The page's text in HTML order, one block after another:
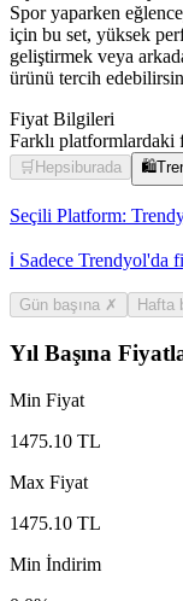
Spor yaparken
için bu set, yüksek
geliştirmek veya
ürünü tercih
Fiyat Bilgileri
Farklı platformlardaki
🛒 Hepsiburada 🛍️
Seçili Platform:
ℹ️ Sadece Trendyol'da
Gün başına ✗ Hafta
Yıl Başına
Min Fiyat
1475.10 TL
Max Fiyat
1475.10 TL
Min İndirim